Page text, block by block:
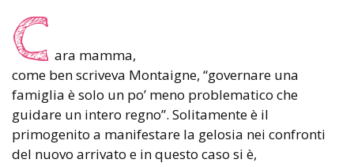
C ara mamma,
come ben scriveva Montaigne, “governare una
famiglia è solo un po’ meno problematico che
guidare un intero regno”. Solitamente è il
primogenito a manifestare la gelosia nei confronti
del nuovo arrivato e in questo caso si è,